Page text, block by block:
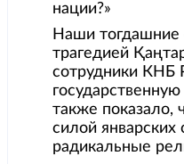
нации?»
Наши тогдашние
трагедией
сотрудники КНБ
также показало,
силой
радикальные